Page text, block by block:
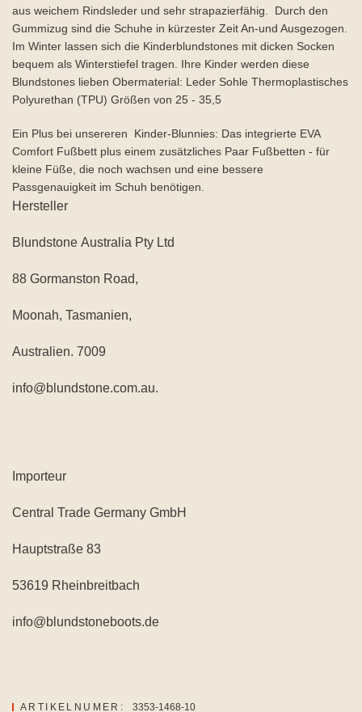
aus weichem Rindsleder und sehr strapazierfähig. Durch den
Gummizug sind die Schuhe in kürzester Zeit An-und Ausgezogen.
Im Winter lassen sich die Kinderblundstones mit dicken Socken
bequem als Winterstiefel tragen. Ihre Kinder werden diese
Blundstones lieben Obermaterial: Leder Sohle Thermoplastisches
Polyurethan (TPU) Größen von 25 - 35,5
Ein Plus bei unsereren Kinder-Blunnies: Das integrierte EVA
Comfort Fußbett plus einem zusätzliches Paar Fußbetten - für
kleine Füße, die noch wachsen und eine bessere
Passgenauigkeit im Schuh benötigen.
Hersteller
Blundstone Australia Pty Ltd
88 Gormanston Road,
Moonah, Tasmanien,
Australien. 7009
info@blundstone.com.au.
Importeur
Central Trade Germany GmbH
Hauptstraße 83
53619 Rheinbreitbach
info@blundstoneboots.de
ARTIKELNUMER: 3353-1468-10